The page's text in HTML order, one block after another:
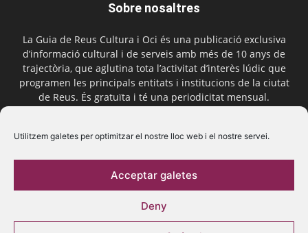
Utilitzem galetes per optimitzar el nostre lloc web i el nostre servei.
Acceptar galetes
Deny
Sobre nosaltres
La Guia de Reus Cultura i Oci és una publicació exclusiva
d’informació cultural i de serveis amb més de 10 anys de
trajectòria, que aglutina tota l’activitat d’interès lúdic que
programen les principals entitats i institucions de la ciutat
de Reus. És gratuïta i té una periodicitat mensual.
Segueix-nos